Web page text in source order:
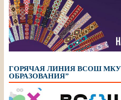
ГОРЯЧАЯ ЛИНИЯ ВСОШ МКУ
ОБРАЗОВАНИЯ”